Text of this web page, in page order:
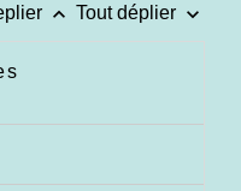
keyboard_arrow_up Tout déplier keyboard_arrow_down